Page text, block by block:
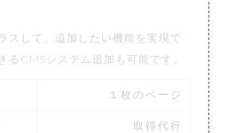
スして、追加したい機能を実現で
るCMSシステム追加も可能です。
１枚のページ
取得代行